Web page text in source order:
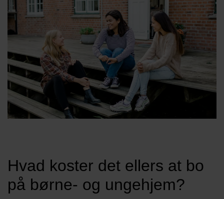
Hvad koster det ellers at bo
på børne- og ungehjem?